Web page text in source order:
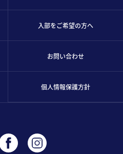
入部をご希望の方へ
お問い合わせ
個人情報保護方針